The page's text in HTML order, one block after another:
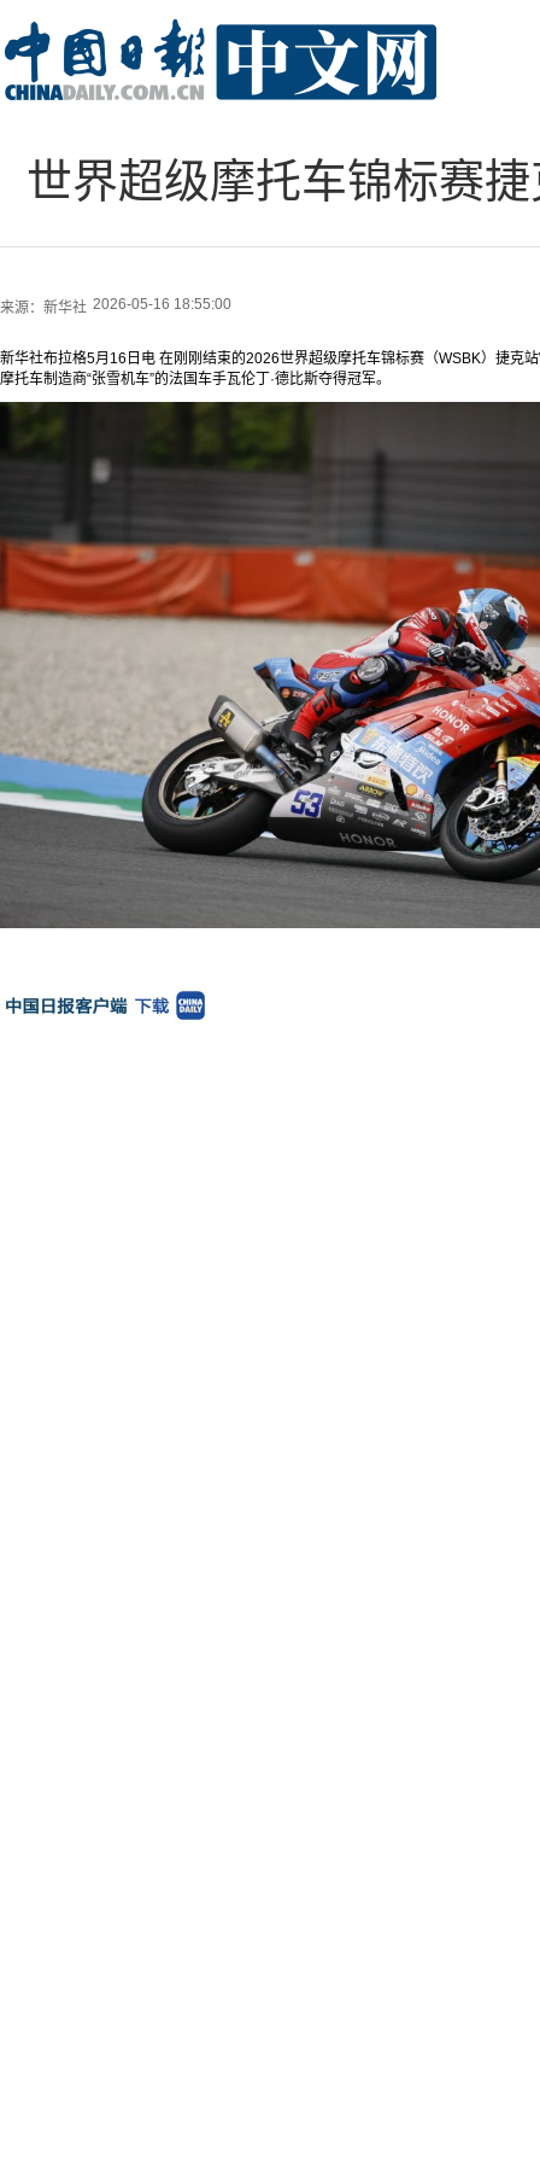
世界超级摩托车锦标赛
来源： 新华社 2026-05-16 18:55:00
新华社布拉格5月16日电 在刚刚结束的2026世界超级摩托车锦标赛（WSBK）捷克
摩托车制造商“张雪机车”的法国车手瓦伦丁·德比斯夺得冠军。